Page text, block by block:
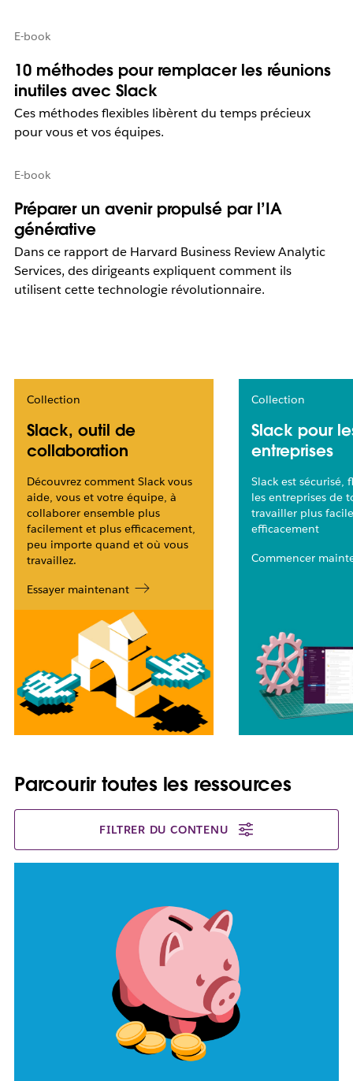
E-book
10 méthodes pour remplacer les réunions
inutiles avec Slack
Ces méthodes flexibles libèrent du temps précieux
pour vous et vos équipes.
E-book
Préparer un avenir propulsé par l’IA
générative
Dans ce rapport de Harvard Business Review Analytic
Services, des dirigeants expliquent comment ils
utilisent cette technologie révolutionnaire.
Collection
Slack, outil de
collaboration
Découvrez comment Slack vous
aide, vous et votre équipe, à
collaborer ensemble plus
facilement et plus efficacement,
peu importe quand et où vous
travaillez.
Essayer maintenant
Collection
Slack pour
entreprises
Slack est sécurisé,
les entreprises de
travailler plus
efficacement
Commencer
Parcourir toutes les ressources
FILTRER DU CONTENU